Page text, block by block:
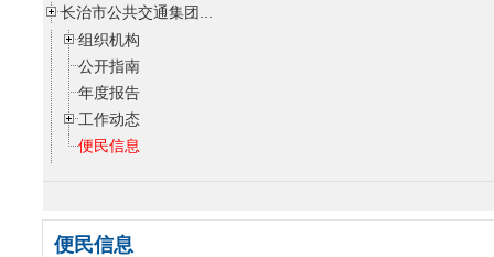
长治市公共交通集团...
组织机构
公开指南
年度报告
工作动态
便民信息
便民信息